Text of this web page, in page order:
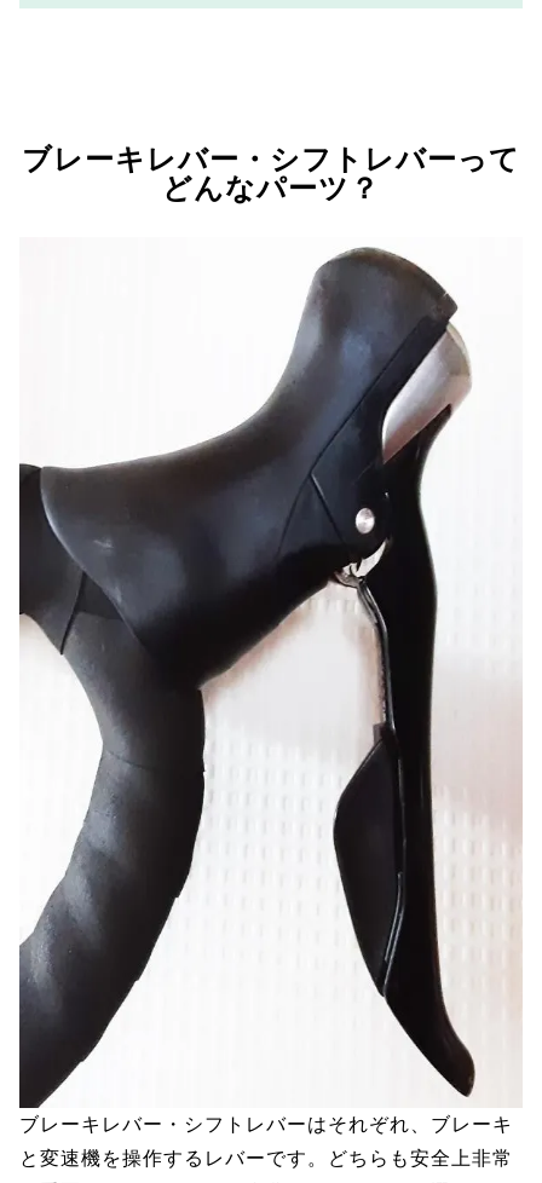
ブレーキレバー・シフトレバーって
どんなパーツ？
ブレーキレバー・シフトレバーはそれぞれ、ブレーキ
と変速機を操作するレバーです。どちらも安全上非常